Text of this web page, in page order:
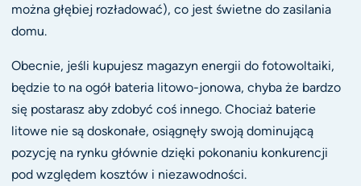
można głębiej rozładować), co jest świetne do zasilania
domu.
Obecnie, jeśli kupujesz magazyn energii do fotowoltaiki,
będzie to na ogół bateria litowo-jonowa, chyba że bardzo
się postarasz aby zdobyć coś innego. Chociaż baterie
litowe nie są doskonałe, osiągnęły swoją dominującą
pozycję na rynku głównie dzięki pokonaniu konkurencji
pod względem kosztów i niezawodności.